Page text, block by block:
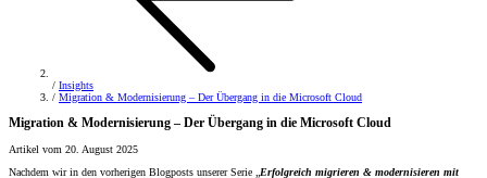
/ Insights
/ Migration & Modernisierung – Der Übergang in die Microsoft Cloud
Migration & Modernisierung – Der Übergang in die Microsoft Cloud
Artikel vom 20. August 2025
Nachdem wir in den vorherigen Blogposts unserer Serie „ Erfolgreich migrieren & modernisieren mit